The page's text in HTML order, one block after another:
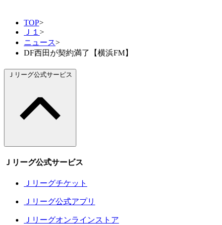
TOP>
Ｊ１ >
ニュース>
DF西田が契約満了【横浜FM】
Ｊリーグ公式サービス
Ｊリーグ公式サービス
Ｊリーグチケット
Ｊリーグ公式アプリ
Ｊリーグオンラインストア